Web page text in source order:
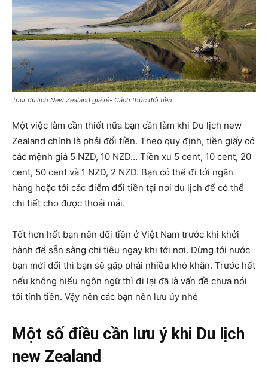
Tour du lịch New Zealand giá rẻ- Cách thức đổi tiền
Một việc làm cần thiết nữa bạn cần làm khi Du lịch new
Zealand chính là phải đổi tiền. Theo quy định, tiền giấy có
các mệnh giá 5 NZD, 10 NZD… Tiền xu 5 cent, 10 cent, 20
cent, 50 cent và 1 NZD, 2 NZD. Bạn có thể đi tới ngân
hàng hoặc tới các điểm đổi tiền tại nơi du lịch để có thể
chi tiết cho được thoải mái.
Tốt hơn hết bạn nên đổi tiền ở Việt Nam trước khi khởi
hành để sẵn sàng chi tiêu ngay khi tới nơi. Đừng tới nước
bạn mới đổi thì bạn sẽ gặp phải nhiều khó khăn. Trước hết
nếu không hiểu ngôn ngữ thì đi lại đã là vấn đề chưa nói
tới tính tiền. Vậy nên các bạn nên lưu úy nhé
Một số điều cần lưu ý khi Du lịch
new Zealand